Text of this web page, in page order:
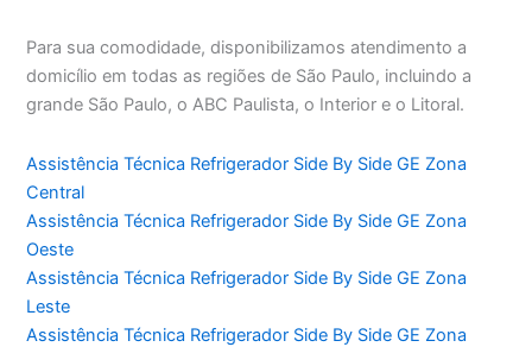
Para sua comodidade, disponibilizamos atendimento a
domicílio em todas as regiões de São Paulo, incluindo a
grande São Paulo, o ABC Paulista, o Interior e o Litoral.
Assistência Técnica Refrigerador Side By Side GE Zona
Central
Assistência Técnica Refrigerador Side By Side GE Zona
Oeste
Assistência Técnica Refrigerador Side By Side GE Zona
Leste
Assistência Técnica Refrigerador Side By Side GE Zona